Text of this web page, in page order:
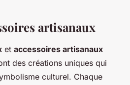
artisanaux
et accessoires artisanaux
des créations uniques qui
culturel. Chaque